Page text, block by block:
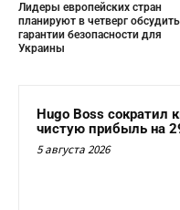
Лидеры европейских стран
планируют в четверг обсудить
гарантии безопасности для
Украины
Hugo Boss сократил
чистую прибыль на
5 августа 2026